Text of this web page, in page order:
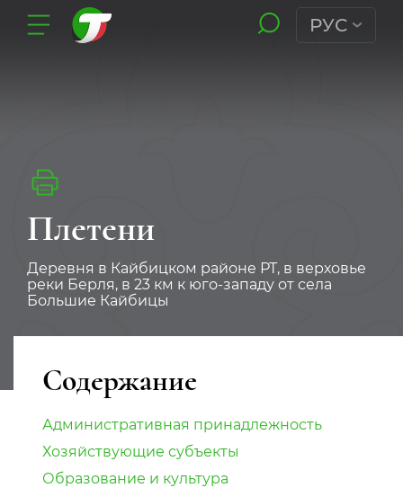
РУС
Плетени
Деревня в Кайбицком районе РТ, в верховье
реки Берля, в 23 км к юго-западу от села
Большие Кайбицы
Содержание
Административная принадлежность
Хозяйствующие субъекты
Образование и культура